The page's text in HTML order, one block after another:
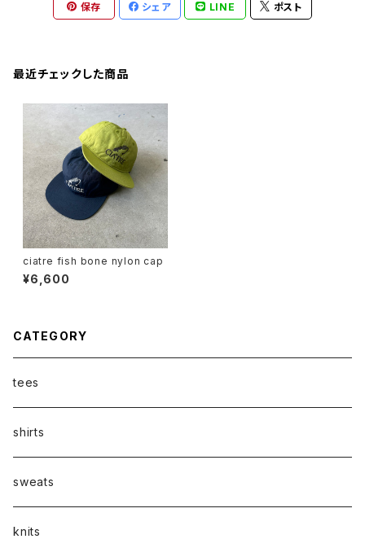
保存 シェア LINE ポスト
最近チェックした商品
ciatre fish bone nylon cap
¥6,600
CATEGORY
tees
shirts
sweats
knits